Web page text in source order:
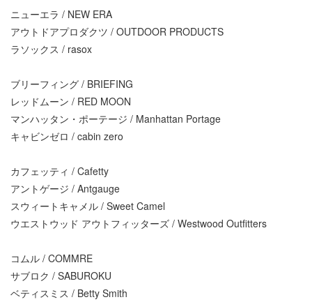
ニューエラ / NEW ERA
アウトドアプロダクツ / OUTDOOR PRODUCTS
ラソックス / rasox
ブリーフィング / BRIEFING
レッドムーン / RED MOON
マンハッタン・ポーテージ / Manhattan Portage
キャビンゼロ / cabin zero
カフェッティ / Cafetty
アントゲージ / Antgauge
スウィートキャメル / Sweet Camel
ウエストウッド アウトフィッターズ / Westwood Outfitters
コムル / COMMRE
サブロク / SABUROKU
ベティスミス / Betty Smith